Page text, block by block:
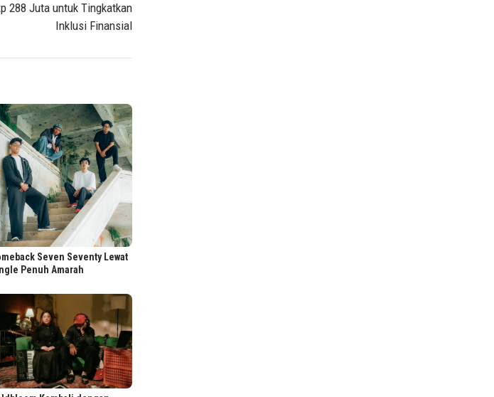
288 Juta untuk Tingkatkan
Inklusi Finansial
Seven Seventy Lewat
Penuh Amarah